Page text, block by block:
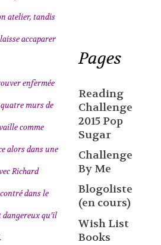
atelier, tandis
accaparer
enfermée
murs de
comme
alors dans une
Richard
dans le
qu’il
Pages
Reading
Challenge
2015 Pop
Sugar
Challenge
By Me
Blogoliste
(en cours)
Wish List
Books